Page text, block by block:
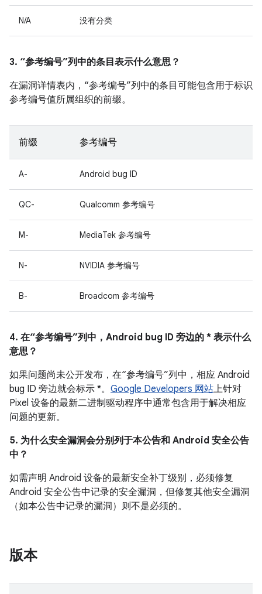
N/A 没有分类
3. “参考编号”列中的条目表示什么意思？
在漏洞详情表内，“参考编号”列中的条目可能包含用于标识
参考编号值所属组织的前缀。
前缀 参考编号
A- Android bug ID
QC- Qualcomm 参考编号
M- MediaTek 参考编号
N- NVIDIA 参考编号
B- Broadcom 参考编号
4. 在“参考编号”列中，Android bug ID 旁边的 * 表示什么
意思？
如果问题尚未公开发布，在“参考编号”列中，相应 Android
bug ID 旁边就会标示 *。 Google Developers 网站上针对
Pixel 设备的最新二进制驱动程序中通常包含用于解决相应
问题的更新。
5. 为什么安全漏洞会分别列于本公告和 Android 安全公告
中？
如需声明 Android 设备的最新安全补丁级别，必须修复
Android 安全公告中记录的安全漏洞，但修复其他安全漏洞
（如本公告中记录的漏洞）则不是必须的。
版本